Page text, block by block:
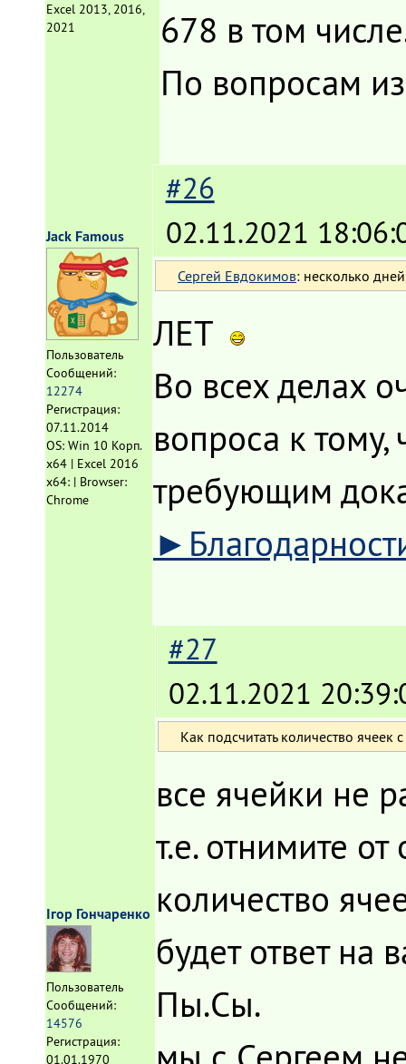
Excel 2013, 2016,
2021
678 в том
По вопросам
Jack Famous
Пользователь
Сообщений:
12274
Регистрация:
07.11.2014
OS: Win 10 Корп.
x64 | Excel 2016
x64: | Browser:
Chrome
#26
02.11.2021
Сергей Евдокимов: несколько
ЛЕТ
Во всех делах
вопроса к
требующим
Ігор Гончаренко
Пользователь
Сообщений:
14576
Регистрация:
01.01.1970
#27
02.11.2021
Как подсчитать количество
все ячейки не
т.е. отнимите
количество
будет ответ на
Пы.Сы.